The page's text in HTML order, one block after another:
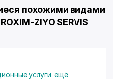
похожими видами
ZIYO SERVIS
услуги ещё